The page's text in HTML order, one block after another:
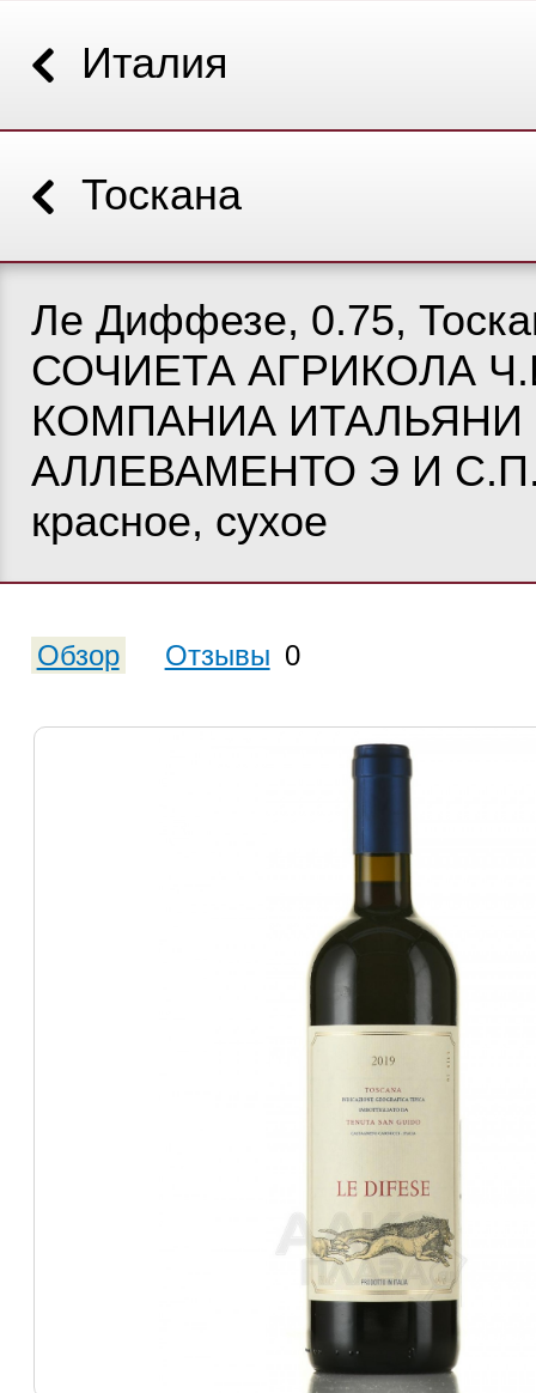
Италия
Тоскана
Ле Диффезе, 0.75,
СОЧИЕТА АГРИКОЛА
КОМПАНИА ИТАЛЬЯНИ
АЛЛЕВАМЕНТО Э И
красное, сухое
Обзор Отзывы 0